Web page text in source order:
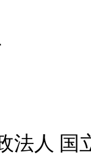
法人 国